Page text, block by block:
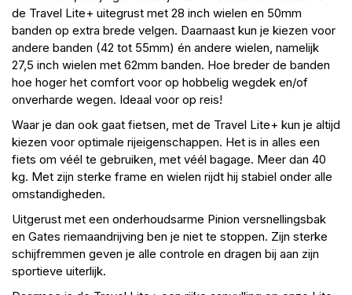
de Travel Lite+ uitegrust met 28 inch wielen en 50mm
banden op extra brede velgen. Daarnaast kun je kiezen voor
andere banden (42 tot 55mm) én andere wielen, namelijk
27,5 inch wielen met 62mm banden. Hoe breder de banden
hoe hoger het comfort voor op hobbelig wegdek en/of
onverharde wegen. Ideaal voor op reis!
Waar je dan ook gaat fietsen, met de Travel Lite+ kun je altijd
kiezen voor optimale rijeigenschappen. Het is in alles een
fiets om véél te gebruiken, met véél bagage. Meer dan 40
kg. Met zijn sterke frame en wielen rijdt hij stabiel onder alle
omstandigheden.
Uitgerust met een onderhoudsarme Pinion versnellingsbak
en Gates riemaandrijving ben je niet te stoppen. Zijn sterke
schijfremmen geven je alle controle en dragen bij aan zijn
sportieve uiterlijk.